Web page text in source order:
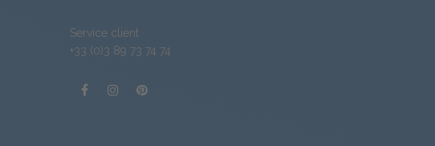
Service client
+33 (0)3 89 73 74 74